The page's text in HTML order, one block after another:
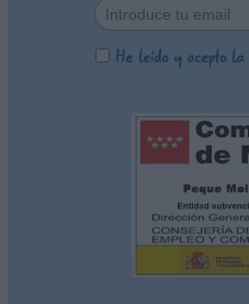
He leído y acepto la